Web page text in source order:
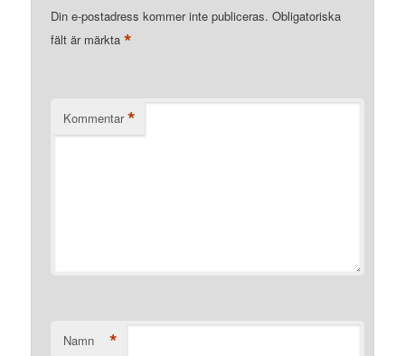
Din e-postadress kommer inte publiceras. Obligatoriska
fält är märkta*
Kommentar *
Namn *